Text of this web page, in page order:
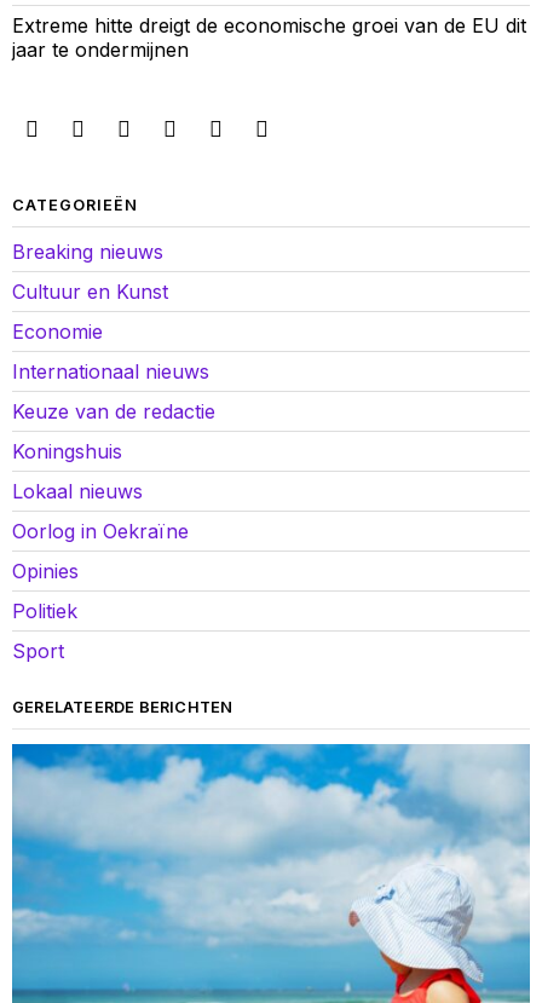
Extreme hitte dreigt de economische groei van de EU dit
jaar te ondermijnen
CATEGORIEËN
Breaking nieuws
Cultuur en Kunst
Economie
Internationaal nieuws
Keuze van de redactie
Koningshuis
Lokaal nieuws
Oorlog in Oekraïne
Opinies
Politiek
Sport
GERELATEERDE BERICHTEN